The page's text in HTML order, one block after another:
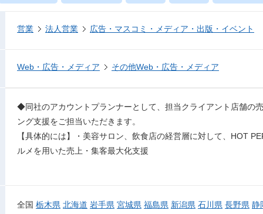
営業 法人営業 広告・マスコミ・メディア・出版・イベント
Web・広告・メディア その他Web・広告・メディア
◆同社のアカウントプランナーとして、担当クライアント店舗の
ング支援をご担当いただきます。
【具体的には】・美容サロン、飲食店の経営層に対して、HOT
ルメを用いた売上・集客最大化支援
全国 栃木県 北海道 岩手県 宮城県 福島県 新潟県 石川県 長野県 静